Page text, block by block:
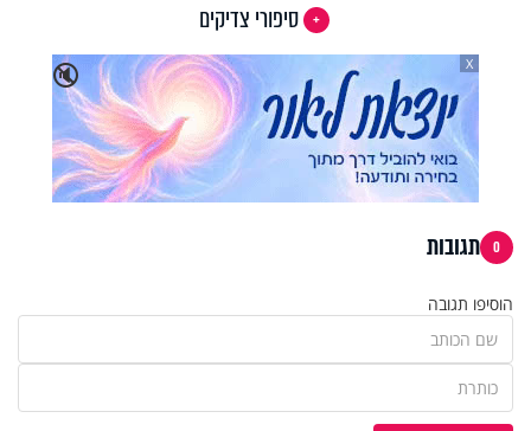
סיפורי צדיקים
🔇
X
0 תגובות
הוסיפו תגובה